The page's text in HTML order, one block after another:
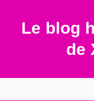
contentLe blog
de